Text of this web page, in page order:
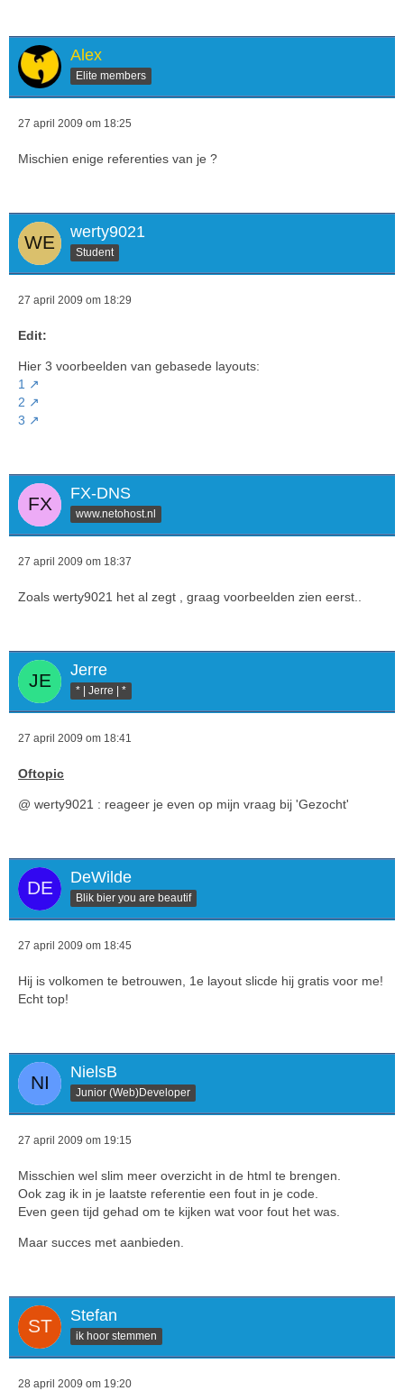
Alex
Elite members
27 april 2009 om 18:25
Mischien enige referenties van je ?
werty9021
Student
27 april 2009 om 18:29
Edit:
Hier 3 voorbeelden van gebasede layouts:
1
2
3
FX-DNS
www.netohost.nl
27 april 2009 om 18:37
Zoals werty9021 het al zegt , graag voorbeelden zien eerst..
Jerre
* | Jerre | *
27 april 2009 om 18:41
Oftopic
@ werty9021 : reageer je even op mijn vraag bij 'Gezocht'
DeWilde
Blik bier you are beautif
27 april 2009 om 18:45
Hij is volkomen te betrouwen, 1e layout slicde hij gratis voor me!
Echt top!
NielsB
Junior (Web)Developer
27 april 2009 om 19:15
Misschien wel slim meer overzicht in de html te brengen.
Ook zag ik in je laatste referentie een fout in je code.
Even geen tijd gehad om te kijken wat voor fout het was.
Maar succes met aanbieden.
Stefan
ik hoor stemmen
28 april 2009 om 19:20